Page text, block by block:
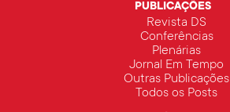
PUBLICAÇÕES
Revista DS
Conferências
Plenárias
Jornal Em Tempo
Outras Publicações
Todos os Posts